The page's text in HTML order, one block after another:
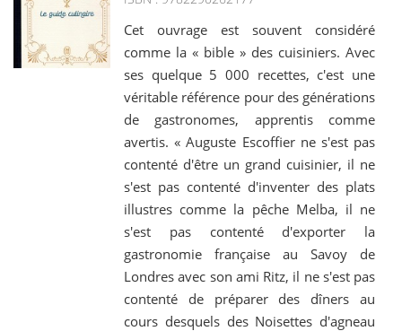
Cet ouvrage est souvent considéré
comme la « bible » des cuisiniers. Avec
ses quelque 5 000 recettes, c'est une
véritable référence pour des générations
de gastronomes, apprentis comme
avertis. « Auguste Escoffier ne s'est pas
contenté d'être un grand cuisinier, il ne
s'est pas contenté d'inventer des plats
illustres comme la pêche Melba, il ne
s'est pas contenté d'exporter la
gastronomie française au Savoy de
Londres avec son ami Ritz, il ne s'est pas
contenté de préparer des dîners au
cours desquels des Noisettes d'agneau